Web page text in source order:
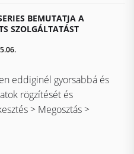
BEMUTATJA A
SZOLGÁLTATÁST
eddiginél gyorsabbá és
rögzítését és
> Megosztás >